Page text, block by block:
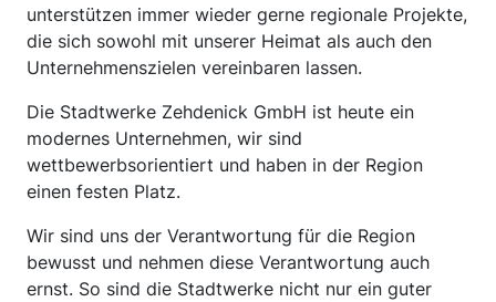
unterstützen immer wieder gerne regionale Projekte,
die sich sowohl mit unserer Heimat als auch den
Unternehmenszielen vereinbaren lassen.
Die Stadtwerke Zehdenick GmbH ist heute ein
modernes Unternehmen, wir sind
wettbewerbsorientiert und haben in der Region
einen festen Platz.
Wir sind uns der Verantwortung für die Region
bewusst und nehmen diese Verantwortung auch
ernst. So sind die Stadtwerke nicht nur ein guter